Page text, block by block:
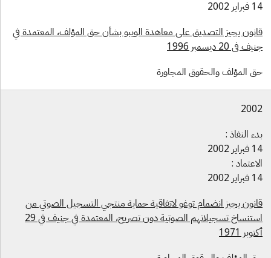
يجيز التصديق على معاهدة الويبو بشأن حق المؤلف، المعتمدة في
في 20 ديسمبر 1996
المؤلف والحقوق المجاورة
النفاذ :
:
يجيز انضمام توغو لاتفاقية حماية منتجي التسجيل الصوتي من
استنساخ تسجيلاتهم الصوتية دون تصريح، المعتمدة في جنيف في 29
1971